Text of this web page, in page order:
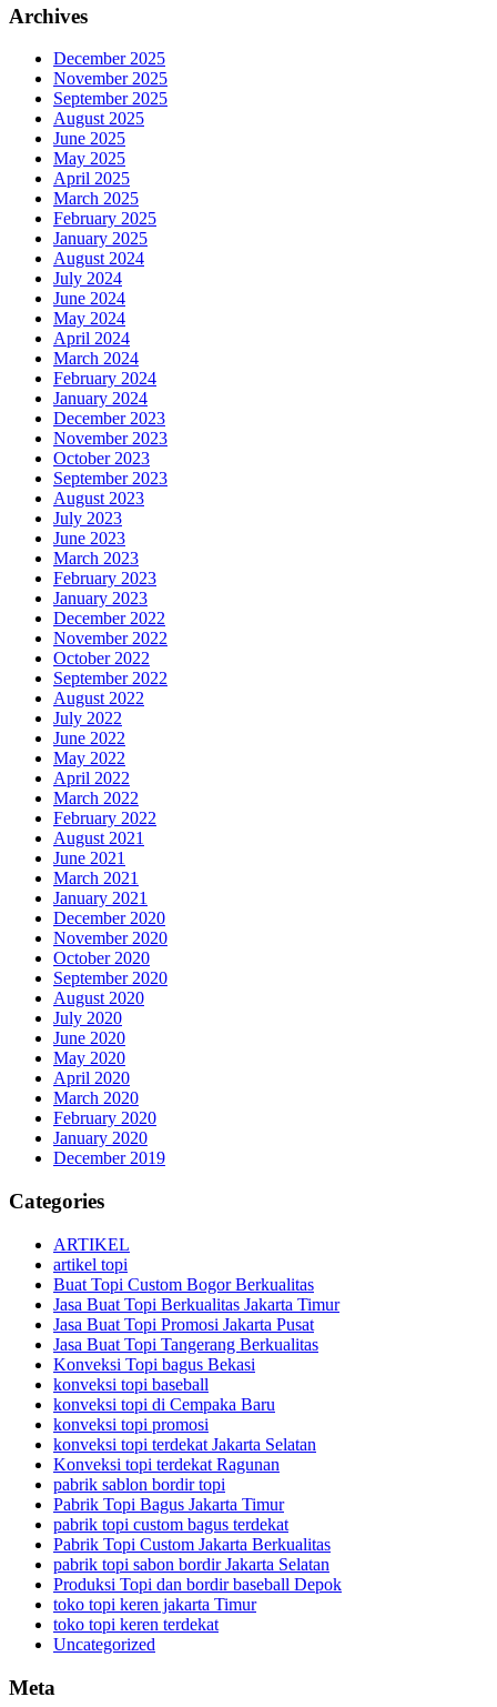
Archives
December 2025
November 2025
September 2025
August 2025
June 2025
May 2025
April 2025
March 2025
February 2025
January 2025
August 2024
July 2024
June 2024
May 2024
April 2024
March 2024
February 2024
January 2024
December 2023
November 2023
October 2023
September 2023
August 2023
July 2023
June 2023
March 2023
February 2023
January 2023
December 2022
November 2022
October 2022
September 2022
August 2022
July 2022
June 2022
May 2022
April 2022
March 2022
February 2022
August 2021
June 2021
March 2021
January 2021
December 2020
November 2020
October 2020
September 2020
August 2020
July 2020
June 2020
May 2020
April 2020
March 2020
February 2020
January 2020
December 2019
Categories
ARTIKEL
artikel topi
Buat Topi Custom Bogor Berkualitas
Jasa Buat Topi Berkualitas Jakarta Timur
Jasa Buat Topi Promosi Jakarta Pusat
Jasa Buat Topi Tangerang Berkualitas
Konveksi Topi bagus Bekasi
konveksi topi baseball
konveksi topi di Cempaka Baru
konveksi topi promosi
konveksi topi terdekat Jakarta Selatan
Konveksi topi terdekat Ragunan
pabrik sablon bordir topi
Pabrik Topi Bagus Jakarta Timur
pabrik topi custom bagus terdekat
Pabrik Topi Custom Jakarta Berkualitas
pabrik topi sabon bordir Jakarta Selatan
Produksi Topi dan bordir baseball Depok
toko topi keren jakarta Timur
toko topi keren terdekat
Uncategorized
Meta